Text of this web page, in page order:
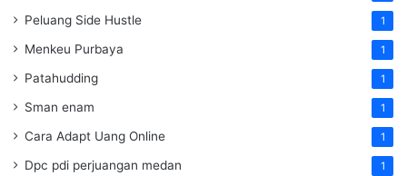
Peluang Side Hustle 1
Menkeu Purbaya 1
Patahudding 1
Sman enam 1
Cara Adapt Uang Online 1
Dpc pdi perjuangan medan 1